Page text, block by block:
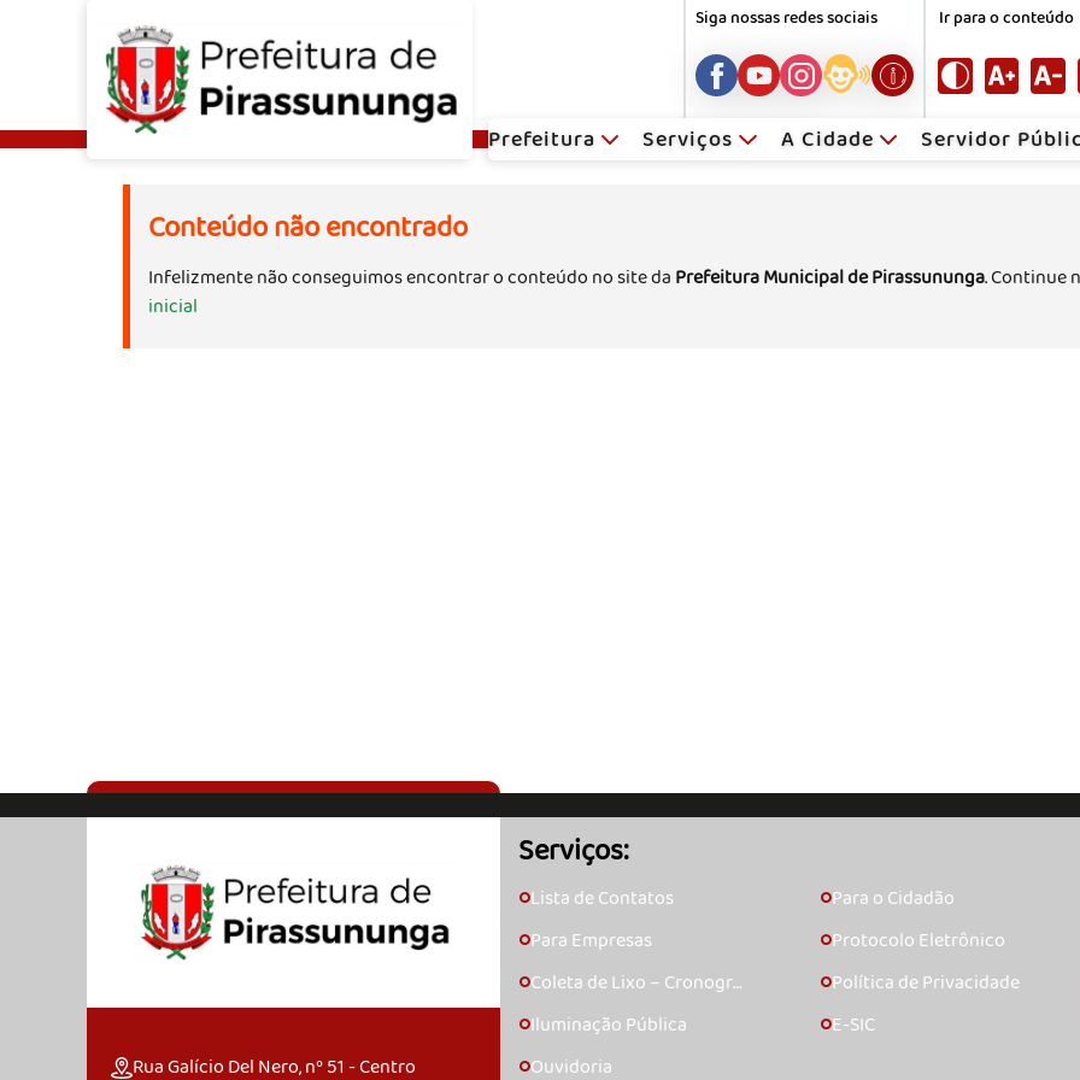
Siga nossas redes sociais Ir para o conteúdo
Prefeitura Serviços A Cidade Servidor
Conteúdo não encontrado
Infelizmente não conseguimos encontrar o conteúdo no site da Prefeitura Municipal de Pirassununga. Continue
inicial
Rua Galício Del Nero, nº 51 - Centro
Serviços:
🞇Lista de Contatos 🞇Para o Cidadão
🞇Para Empresas 🞇Protocolo Eletrônico
🞇Coleta de Lixo – Cronogra
🞇Política de Privacidade
🞇Iluminação Pública 🞇E-SIC
🞇Ouvidoria